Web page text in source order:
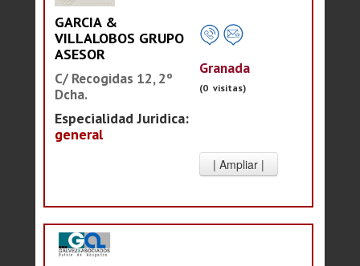
GARCIA &
VILLALOBOS GRUPO
ASESOR
C/ Recogidas 12, 2º
Dcha.
Especialidad Juridica:
general
Granada
(0 visitas)